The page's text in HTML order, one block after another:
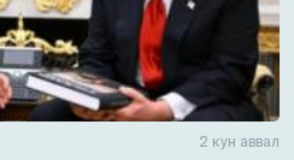
2 кун аввал